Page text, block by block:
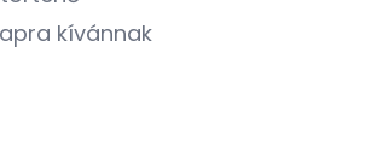
kívánnak